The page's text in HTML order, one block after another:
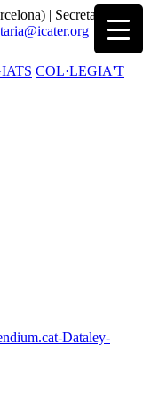
| Secretaria 93
COL·LEGIA'T
Dataley-